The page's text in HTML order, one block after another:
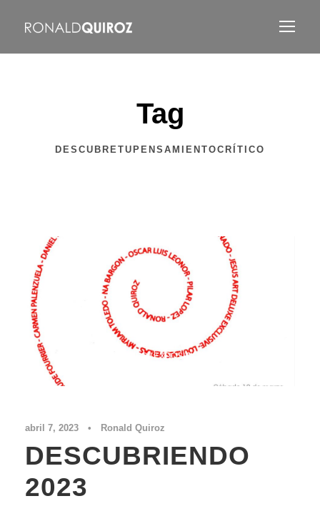
Tag
DESCUBRETUPENSAMIENTOCRÍTICO
EXPOSICIONES / EXPOSITION
abril 7, 2023 • Ronald Quiroz
DESCUBRIENDO
2023